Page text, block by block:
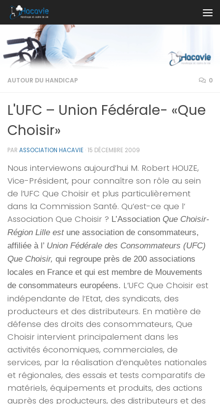
Au dessous du contenu
AUTOUR DU HANDICAP 0
L'UFC – Union Fédérale- «Que
Choisir»
PAR ASSOCIATION HACAVIE · 15 DÉCEMBRE 2009
Nous interviewons aujourd’hui M. Robert HOUZE,
Vice-Président, pour connaître son rôle au sein
de l’UFC Que Choisir et plus particulièrement
dans la Commission Santé. Qu’est-ce que l’
Association Que Choisir ? L’Association Que Choisir-
Région Lille est une association de consommateurs,
affiliée à l’ Union Fédérale des Consommateurs (UFC)
Que Choisir, qui regroupe près de 200 associations
locales en France et qui est membre de Mouvements
de consommateurs européens. L’UFC Que Choisir est
indépendante de l’Etat, des syndicats, des
producteurs et des distributeurs. En matière de
défense des droits des consommateurs, Que
Choisir intervient principalement dans les
activités économiques, commerciales, de
services, par la réalisation d’enquêtes nationales
et régionales, des essais et tests comparatifs de
matériels, équipements et produits, des actions
auprès des producteurs, des distributeurs et des